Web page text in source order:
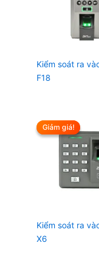
Kiểm soát ra
F18
Giảm giá!
Giảm giá!
Kiểm soát ra
X6